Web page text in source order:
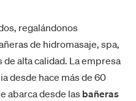
regalándonos
de hidromasaje, spa,
de alta calidad. La empresa
desde hace más de 60
abarca desde las bañeras